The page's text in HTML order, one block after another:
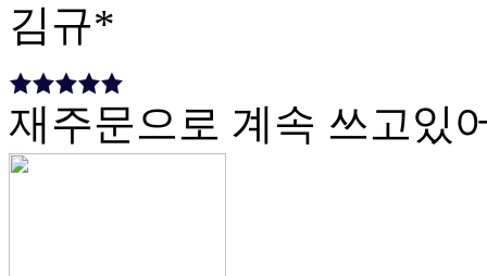
김규*
재주문으로 계속 쓰고있